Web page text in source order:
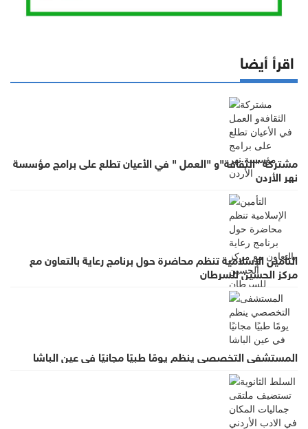
اقرأ أيضا
مشتركة "الثقافة"و "العمل " في الأعيان تطلع على برامج مؤسسة
نهر الأردن
التأمين الإسلامية تنظم محاضرة حول برنامج رعاية بالتعاون مع
مركز الحسين للسرطان
المستشفى التخصصي ينظم يومًا طبيًا مجانيًا في عين الباشا